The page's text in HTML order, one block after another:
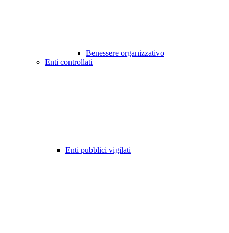
Benessere organizzativo
Enti controllati
Enti pubblici vigilati